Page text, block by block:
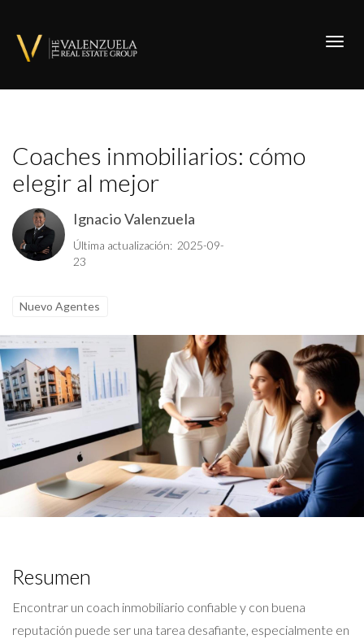
Coaches inmobiliarios: cómo
elegir al mejor
Ignacio Valenzuela
Última actualización: 2025-09-
23
Nuevo Agentes
Resumen
Encontrar un coach inmobiliario confiable y con buena
reputación puede ser una tarea desafiante, especialmente en